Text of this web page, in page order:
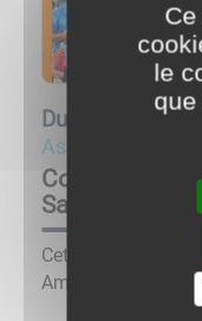
Du 05/06/26 à
Associations
Concert
Savigny-lès-
Cette soirée se
Amis des Ecoles
le